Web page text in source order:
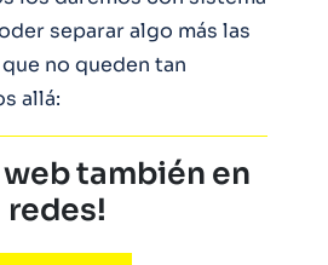
separar algo más las
no queden tan
allá:
web también en
redes!